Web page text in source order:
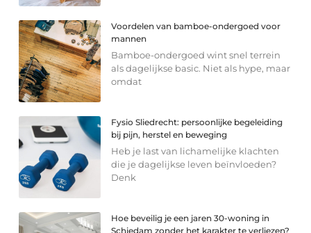
Voordelen van bamboe-ondergoed voor
mannen
Bamboe-ondergoed wint snel terrein
als dagelijkse basic. Niet als hype, maar
omdat
Fysio Sliedrecht: persoonlijke begeleiding
bij pijn, herstel en beweging
Heb je last van lichamelijke klachten
die je dagelijkse leven beïnvloeden?
Denk
Hoe beveilig je een jaren 30-woning in
Schiedam zonder het karakter te verliezen?